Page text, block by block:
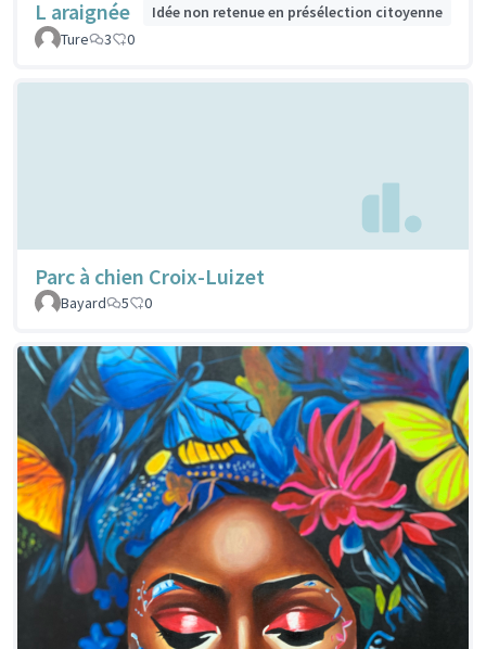
L araignée
Idée non retenue en présélection citoyenne
Ture
3 0
Parc à chien Croix-Luizet
Bayard 5 0